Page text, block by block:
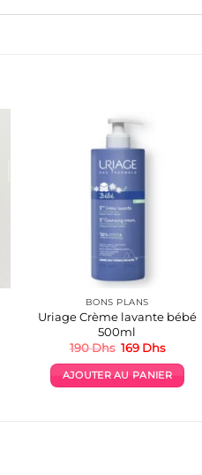
BONS PLANS
Uriage Crème lavante bébé
500ml
190Dhs Le
initial
était :
169 DhsLe
actuel
est :
AJOUTER AU PANIER